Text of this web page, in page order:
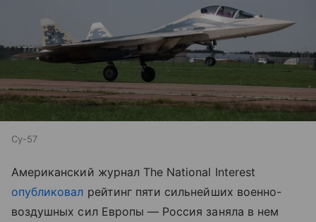
Су-57
Американский журнал The National Interest
опубликовал рейтинг пяти сильнейших военно-
воздушных сил Европы — Россия заняла в нем